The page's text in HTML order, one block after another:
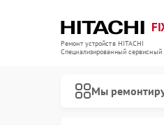
Ремонт устройств HITACHI
Специализированный cервисный
Мы